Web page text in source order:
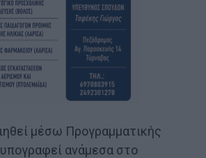
μέσω Προγραμματικής
ανάμεσα στο